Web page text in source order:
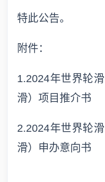
特此公告。
附件：
1.2024年世界轮
滑）项目推介书
2.2024年世界轮
滑）申办意向书